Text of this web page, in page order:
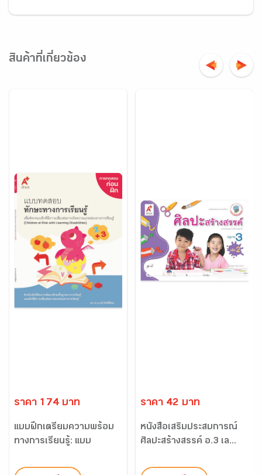
สินค้าที่เกี่ยวข้อง
ราคา 174 บาท
แบบฝึกเตรียมความพร้อม
ทางการเรียนรู้: แบบ
ราคา 42 บาท
หนังสือเสริมประสบการณ์
ศิลปะสร้างสรรค์ อ.3 เล...